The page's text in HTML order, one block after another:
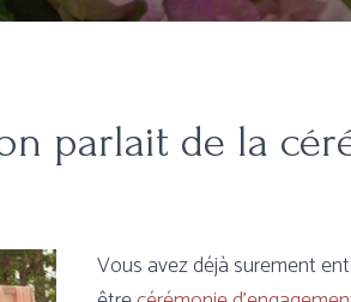
parlait de la
Vous avez déjà surement